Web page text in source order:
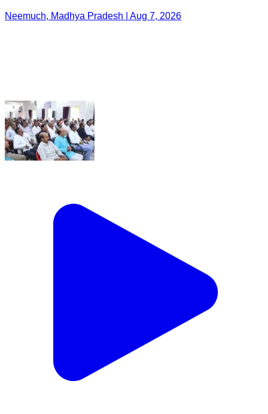
Neemuch, Madhya Pradesh | Aug 7, 2026
मुख्यमंत्री जन विश्वास अभियान के तहत नीमच जिले के मनासा में